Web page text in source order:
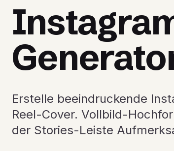
Erstelle beeindruckende
Reel-Cover. Vollbild-
der Stories-Leiste